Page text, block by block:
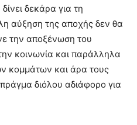
δεκάρα για τη
αύξηση της αποχής δεν θα
την αποξένωση του
κοινωνία και παράλληλα
κομμάτων και άρα τους
διόλου αδιάφορο για